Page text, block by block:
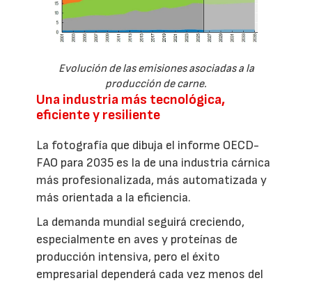
Evolución de las emisiones asociadas a la
producción de carne.
Una industria más tecnológica,
eficiente y resiliente
La fotografía que dibuja el informe OECD-
FAO para 2035 es la de una industria cárnica
más profesionalizada, más automatizada y
más orientada a la eficiencia.
La demanda mundial seguirá creciendo,
especialmente en aves y proteínas de
producción intensiva, pero el éxito
empresarial dependerá cada vez menos del